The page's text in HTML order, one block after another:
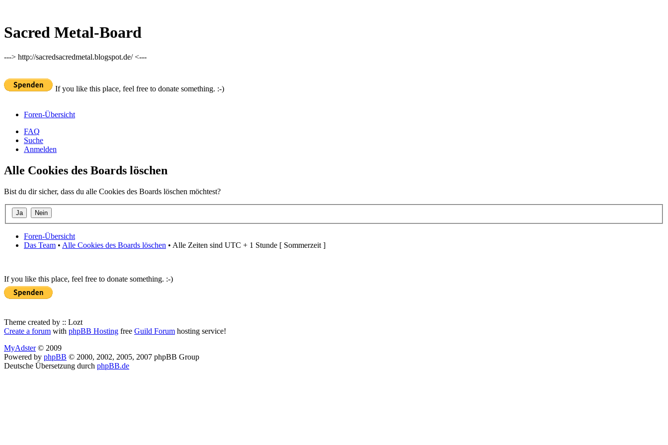
Sacred Metal-Board
---> http://sacredsacredmetal.blogspot.de/ <---
If you like this place, feel free to donate something. :-)
Foren-Übersicht
FAQ
Suche
Anmelden
Alle Cookies des Boards löschen
Bist du dir sicher, dass du alle Cookies des Boards löschen möchtest?
Foren-Übersicht
Das Team • Alle Cookies des Boards löschen • Alle Zeiten sind UTC + 1 Stunde [ Sommerzeit ]
If you like this place, feel free to donate something. :-)
Theme created by :: Lozt
Create a forum with phpBB Hosting free Guild Forum hosting service!
MyAdster© 2009
Powered by phpBB © 2000, 2002, 2005, 2007 phpBB Group
Deutsche Übersetzung durch phpBB.de